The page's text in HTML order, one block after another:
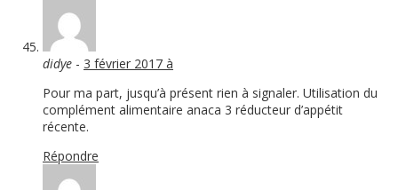
didye - 3 février 2017 à
Pour ma part, jusqu’à présent rien à signaler. Utilisation du
complément alimentaire anaca 3 réducteur d’appétit
récente.
Répondre